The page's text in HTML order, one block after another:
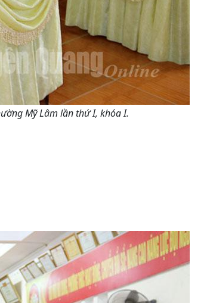
Mỹ Lâm lần thứ I, khóa I.